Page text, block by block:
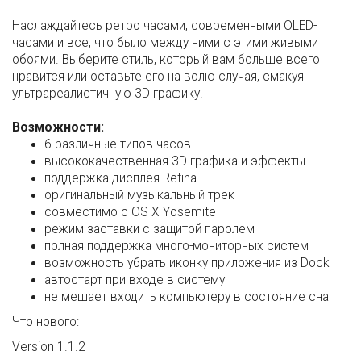
Наслаждайтесь ретро часами, современными OLED-
часами и все, что было между ними с этими живыми
обоями. Выберите стиль, который вам больше всего
нравится или оставьте его на волю случая, смакуя
ультрареалистичную 3D графику!
Возможности:
6 различные типов часов
высококачественная 3D-графика и эффекты
поддержка дисплея Retina
оригинальный музыкальный трек
совместимо с OS X Yosemite
режим заставки с защитой паролем
полная поддержка много-мониторных систем
возможность убрать иконку приложения из Dock
автостарт при входе в систему
не мешает входить компьютеру в состояние сна
Что нового:
Version 1.1.2